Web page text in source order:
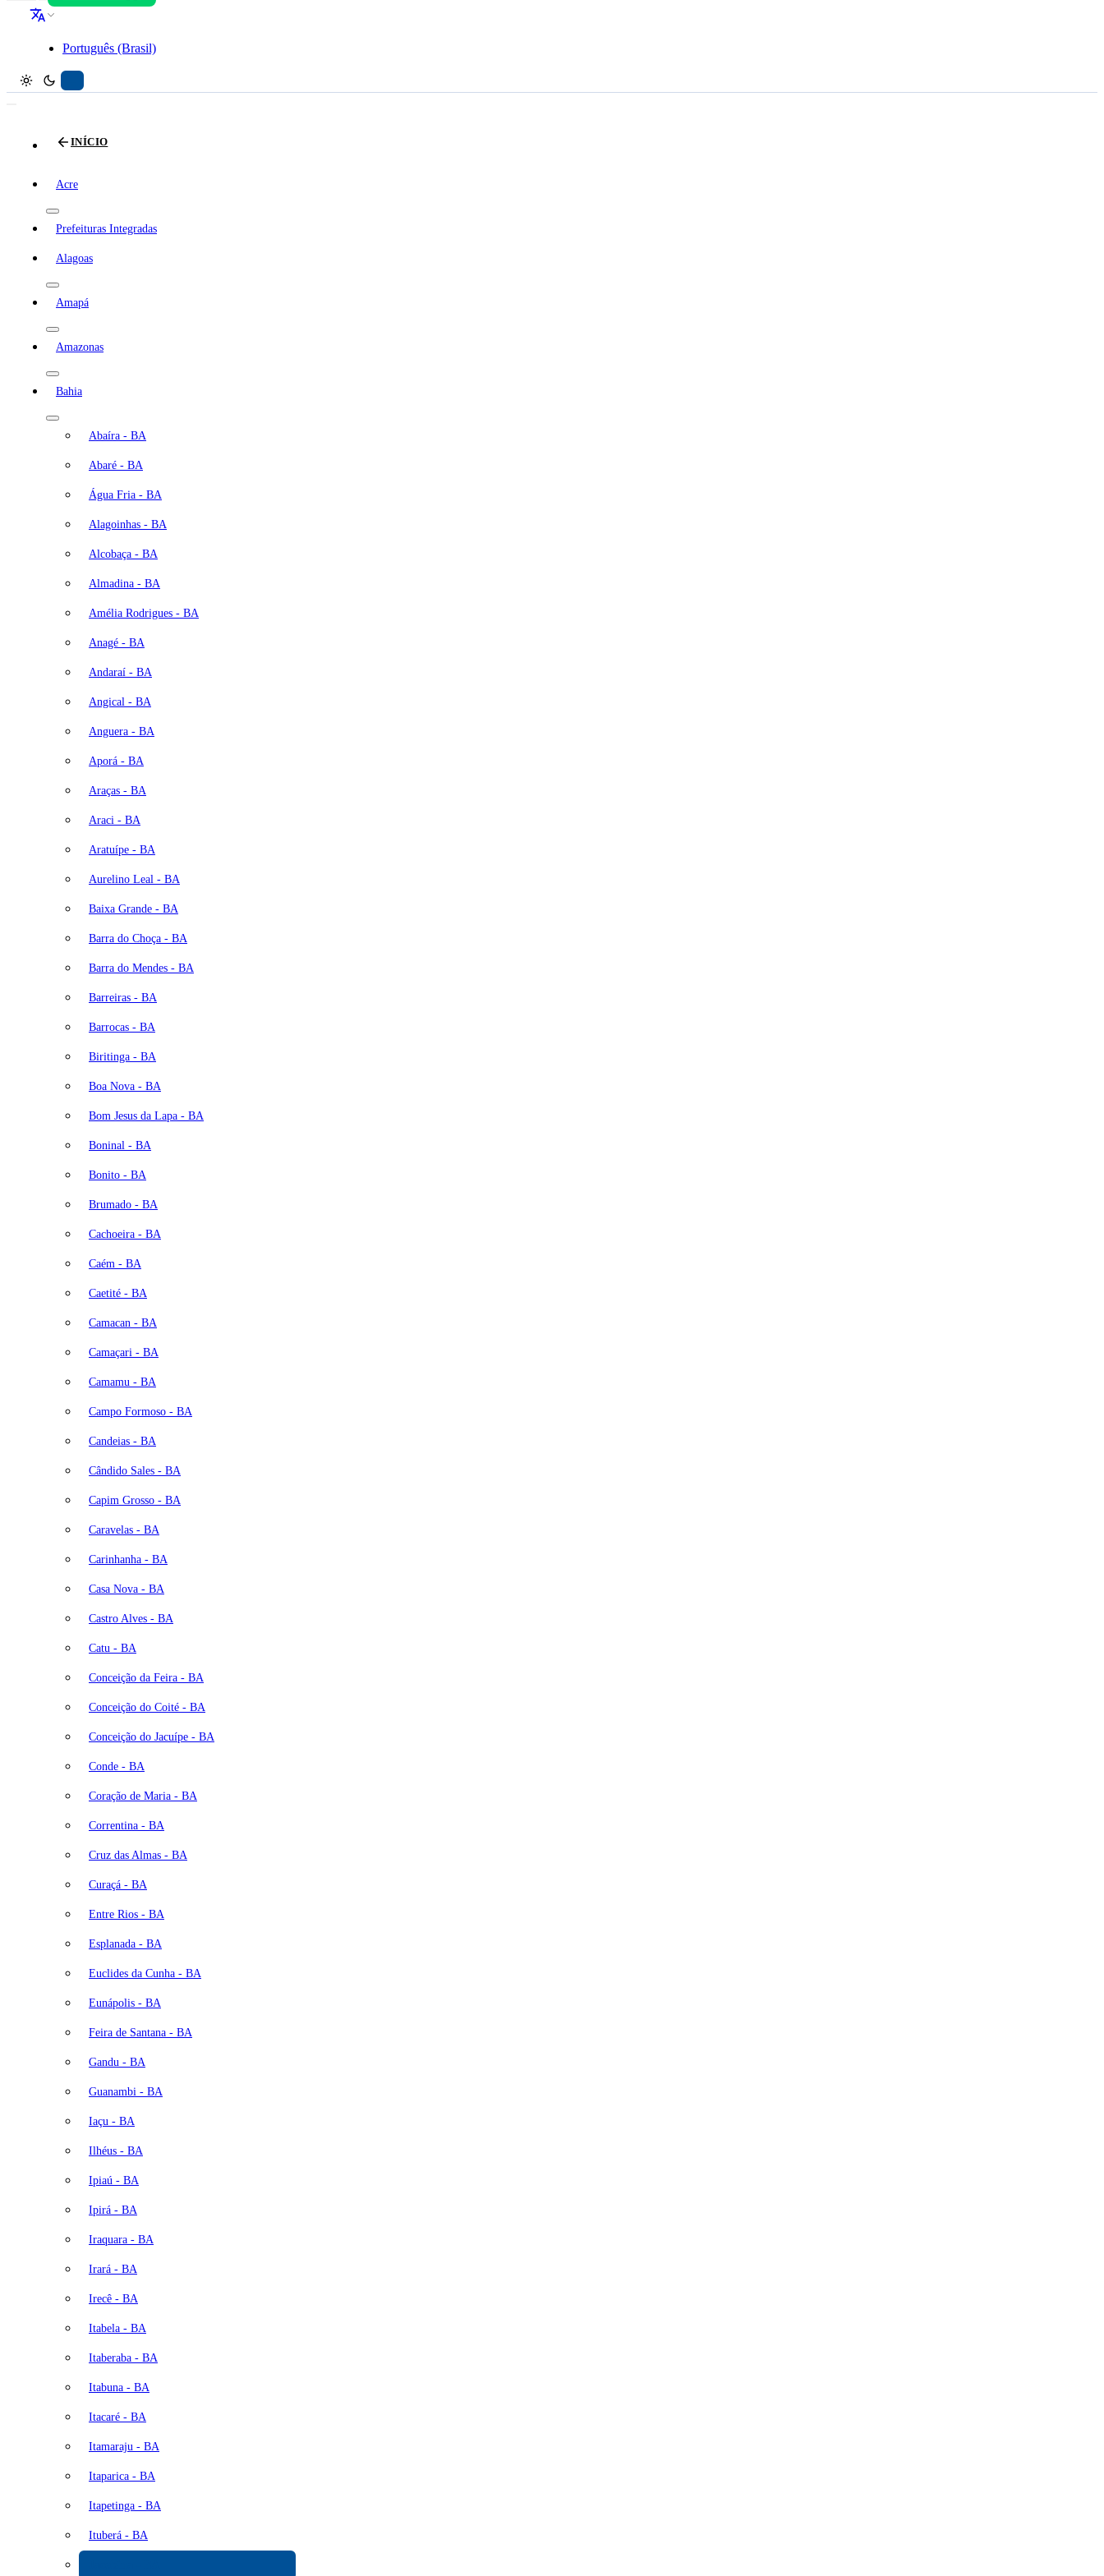
Português (Brasil)
INÍCIO
Acre
Prefeituras Integradas
Alagoas
Amapá
Amazonas
Bahia
Abaíra - BA
Abaré - BA
Água Fria - BA
Alagoinhas - BA
Alcobaça - BA
Almadina - BA
Amélia Rodrigues - BA
Anagé - BA
Andaraí - BA
Angical - BA
Anguera - BA
Aporá - BA
Araças - BA
Araci - BA
Aratuípe - BA
Aurelino Leal - BA
Baixa Grande - BA
Barra do Choça - BA
Barra do Mendes - BA
Barreiras - BA
Barrocas - BA
Biritinga - BA
Boa Nova - BA
Bom Jesus da Lapa - BA
Boninal - BA
Bonito - BA
Brumado - BA
Cachoeira - BA
Caém - BA
Caetité - BA
Camacan - BA
Camaçari - BA
Camamu - BA
Campo Formoso - BA
Candeias - BA
Cândido Sales - BA
Capim Grosso - BA
Caravelas - BA
Carinhanha - BA
Casa Nova - BA
Castro Alves - BA
Catu - BA
Conceição da Feira - BA
Conceição do Coité - BA
Conceição do Jacuípe - BA
Conde - BA
Coração de Maria - BA
Correntina - BA
Cruz das Almas - BA
Curaçá - BA
Entre Rios - BA
Esplanada - BA
Euclides da Cunha - BA
Eunápolis - BA
Feira de Santana - BA
Gandu - BA
Guanambi - BA
Iaçu - BA
Ilhéus - BA
Ipiaú - BA
Ipirá - BA
Iraquara - BA
Irará - BA
Irecê - BA
Itabela - BA
Itaberaba - BA
Itabuna - BA
Itacaré - BA
Itamaraju - BA
Itaparica - BA
Itapetinga - BA
Ituberá - BA